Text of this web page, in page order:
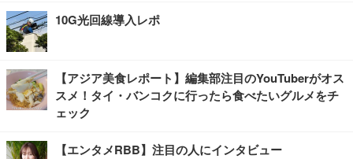
10G光回線導入レポ
【アジア美食レポート】編集部注目のYouTuberがオス
スメ！タイ・バンコクに行ったら食べたいグルメをチ
ェック
【エンタメRBB】注目の人にインタビュー